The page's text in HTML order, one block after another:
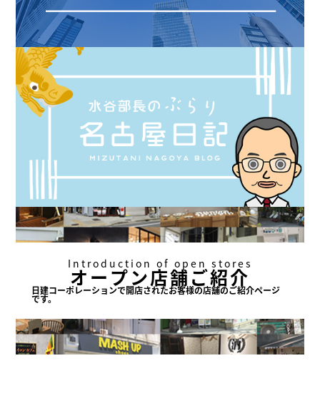
Introduction of open stores
オープン店舗ご紹介
日建コーポレーションで開店されたお客様の店舗のご紹介ページ
です。